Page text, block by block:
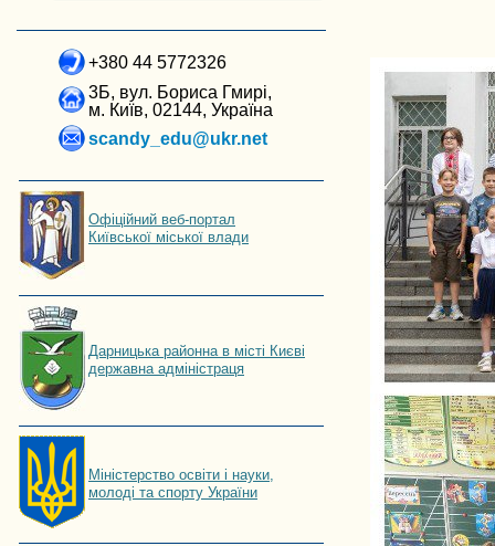
+380 44 5772326
3Б, вул. Бориса Гмирі,
м. Київ, 02144, Україна
scandy_edu@ukr.net
Офіційний веб-портал
Київської міської влади
Дарницька районна в місті Києві
державна адміністраця
Мiнiстерство освiти і науки,
молоді та спорту України